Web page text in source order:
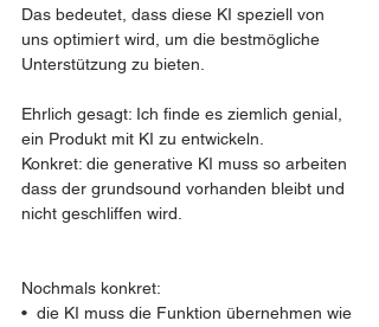
Das bedeutet, dass diese KI speziell von
uns optimiert wird, um die bestmögliche
Unterstützung zu bieten.
Ehrlich gesagt: Ich finde es ziemlich genial,
ein Produkt mit KI zu entwickeln.
Konkret: die generative KI muss so arbeiten
dass der grundsound vorhanden bleibt und
nicht geschliffen wird.
Nochmals konkret:
•  die KI muss die Funktion übernehmen wie